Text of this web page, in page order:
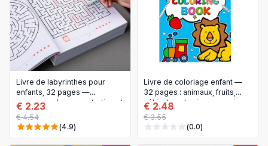
Livre de labyrinthes pour
enfants, 32 pages —
exercices de concentration et
d'éveil
€ 2.23
€ 4.54
(4.9)
Livre de coloriage enfant —
32 pages : animaux, fruits,
véhicules et animaux marins
€ 2.48
€ 3.55
(0.0)